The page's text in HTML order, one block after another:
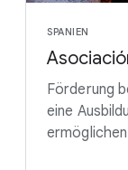
SPANIEN
Förderung
eine